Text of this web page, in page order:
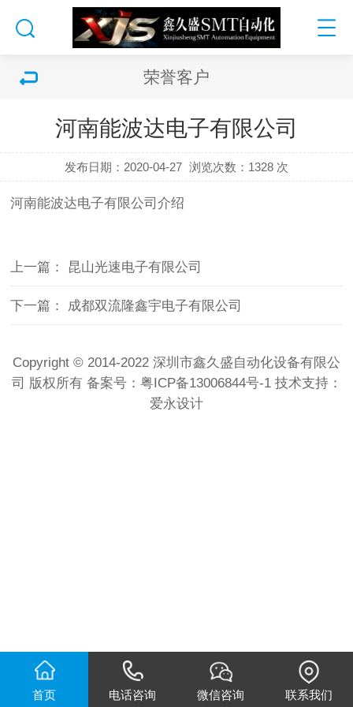
荣誉客户
河南能波达电子有限公司
发布日期：2020-04-27 浏览次数： 1328 次
河南能波达电子有限公司介绍
上一篇： 昆山光速电子有限公司
下一篇： 成都双流隆鑫宇电子有限公司
Copyright © 2014-2022 深圳市鑫久盛自动化设备有限公
司 版权所有 备案号： 粤ICP备13006844号-1技术支持：
爱永设计
首页 电话咨询 微信咨询 联系我们